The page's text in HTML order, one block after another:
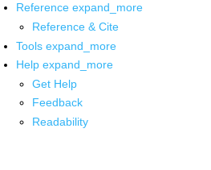
Reference expand_more
Reference & Cite
Tools expand_more
Help expand_more
Get Help
Feedback
Readability